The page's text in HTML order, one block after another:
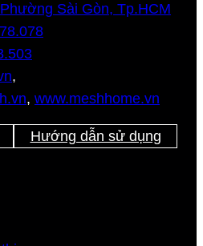
Sài Gòn, Tp.HCM
,
, www.meshhome.vn
Hướng dẫn sử dụng